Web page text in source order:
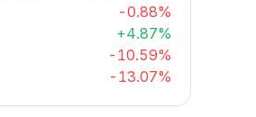
-0.88%
+4.87%
-10.59%
-13.07%